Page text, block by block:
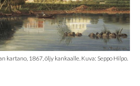
kartano, 1867, öljy kankaalle. Kuva: Seppo Hilpo.